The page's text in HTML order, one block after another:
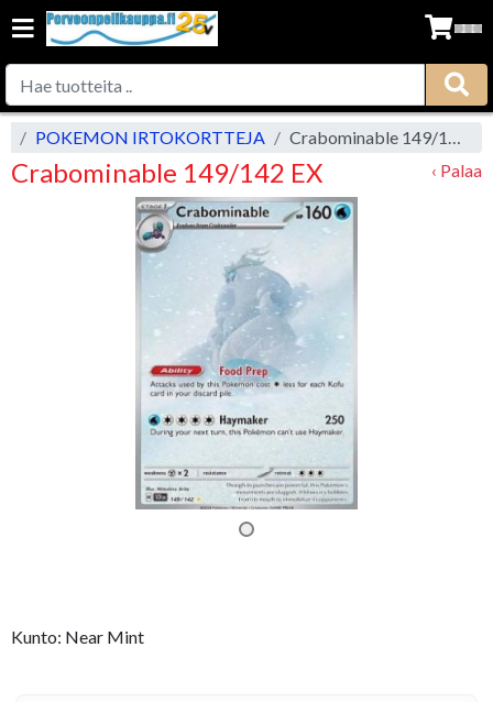
POKEMON IRTOKORTTEJA Crabominable 149/142 EX
Crabominable 149/142 EX ‹ Palaa
Kunto: Near Mint